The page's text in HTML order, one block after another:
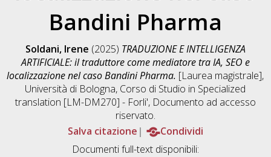
Bandini Pharma
Soldani, Irene (2025) TRADUZIONE E INTELLIGENZA
ARTIFICIALE: il traduttore come mediatore tra IA, SEO e
localizzazione nel caso Bandini Pharma. [Laurea magistrale],
Università di Bologna, Corso di Studio in Specialized
translation [LM-DM270] - Forli', Documento ad accesso
riservato.
Salva citazione
Condividi
Documenti full-text disponibili: